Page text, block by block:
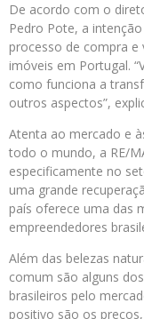
De acordo com o
Pedro Pote, a
processo de compra
imóveis em Portugal.
como funciona a
outros aspectos”,
Atenta ao mercado e
todo o mundo, a RE/
especificamente no
uma grande
país oferece uma das
empreendedores
Além das belezas
comum são alguns
brasileiros pelo
positivo são os